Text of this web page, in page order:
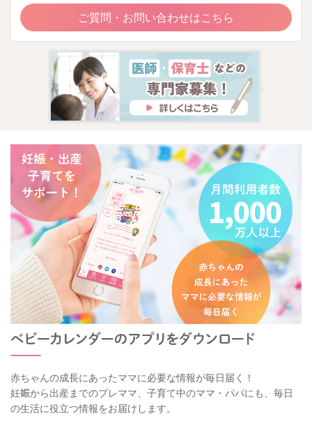
ご質問・お問い合わせはこちら
赤ちゃんの成長にあったママに必要な情報が毎日届く！
妊娠から出産までのプレママ、子育て中のママ・パパにも、毎日
の生活に役立つ情報をお届けします。